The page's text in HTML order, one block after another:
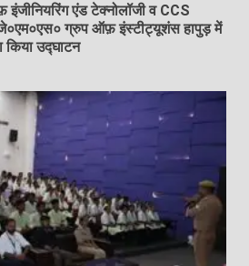
एंड टेक्नोलॉजी व CCS
जे०एम०एस० ग्रुप ऑफ़ इंस्टीट्यूशंस हापुड़ में
उद्घाटन